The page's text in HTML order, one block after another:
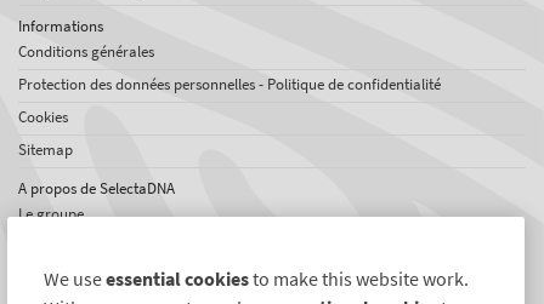
Informations
Conditions générales
Protection des données personnelles - Politique de confidentialité
Cookies
Sitemap
A propos de SelectaDNA
Le groupe
Témoignages
We useessential cookiesto make this website work.